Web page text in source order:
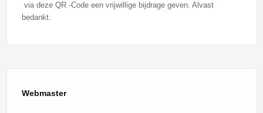
via deze QR -Code een vrijwillige bijdrage geven. Alvast
bedankt.
Webmaster